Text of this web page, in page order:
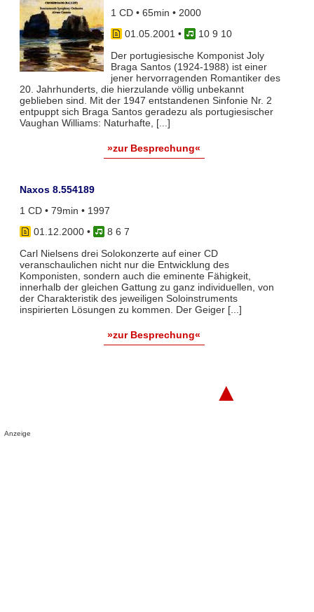
1 CD • 65min • 2000
01.05.2001 •
10 9 10
Der portugiesische Komponist Joly
Braga Santos (1924-1988) ist einer
jener hervorragenden Romantiker des
20. Jahrhunderts, die hierzulande völlig unbekannt
geblieben sind. Mit der 1947 entstandenen Sinfonie Nr. 2
entpuppt sich Braga Santos geradezu als portugiesischer
Vaughan Williams: Naturhafte, [...]
»zur Besprechung«
Naxos 8.554189
1 CD • 79min • 1997
01.12.2000•
8 6 7
Carl Nielsens drei Solokonzerte auf einer CD
veranschaulichen nicht nur die Entwicklung des
Komponisten, sondern auch die eminente Fähigkeit,
innerhalb der gleichen Gattung zu ganz individuellen, von
der Charakteristik des jeweiligen Soloinstruments
inspirierten Lösungen zu kommen. Der Geiger [...]
»zur Besprechung«
▲
Anzeige